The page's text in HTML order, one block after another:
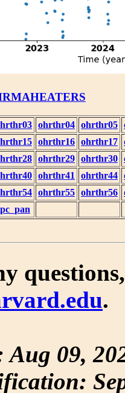
ohrthr04 ohrthr05
ohrthr16 ohrthr17
ohrthr29 ohrthr30
ohrthr41 ohrthr44
ohrthr55 ohrthr56
.
Aug 09,